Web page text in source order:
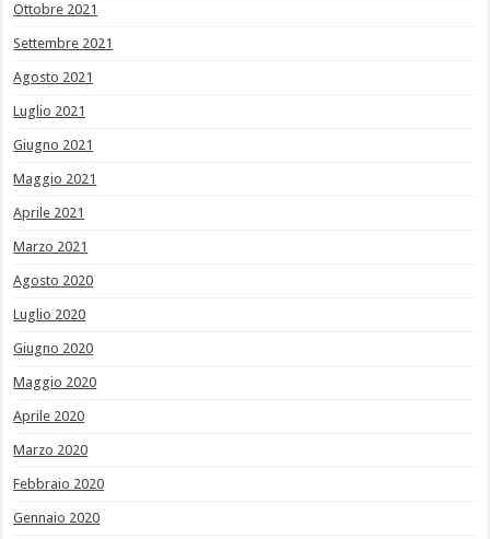
Ottobre 2021
Settembre 2021
Agosto 2021
Luglio 2021
Giugno 2021
Maggio 2021
Aprile 2021
Marzo 2021
Agosto 2020
Luglio 2020
Giugno 2020
Maggio 2020
Aprile 2020
Marzo 2020
Febbraio 2020
Gennaio 2020